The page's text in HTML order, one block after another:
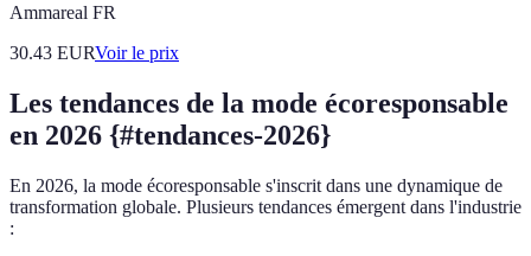
Ammareal FR
30.43 EURVoir le prix
Les tendances de la mode écoresponsable
en 2026 {#tendances-2026}
En 2026, la mode écoresponsable s'inscrit dans une dynamique de
transformation globale. Plusieurs tendances émergent dans l'industrie
: